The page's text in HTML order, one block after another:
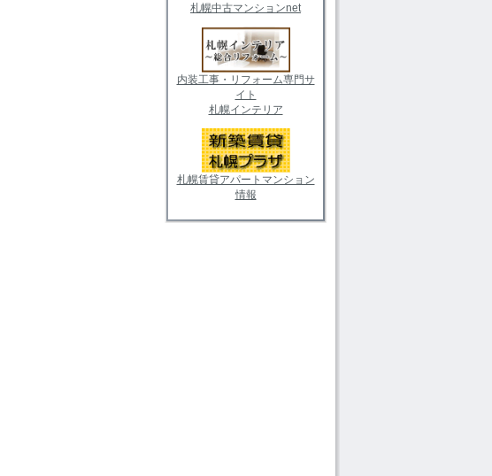
札幌中古マンションnet
内装工事・リフォーム専門サ
イト
札幌インテリア
札幌賃貸アパートマンション
情報